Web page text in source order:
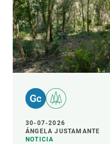
30-07-2026
ÁNGELA JUSTAMANTE
NOTICIA